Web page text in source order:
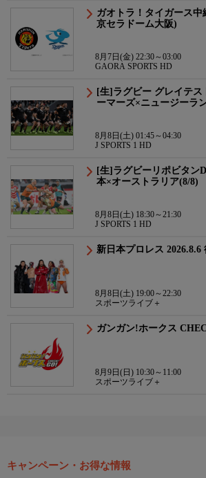
ガオトラ！タイガース中
京セラドーム大阪)
8月7日(金) 22:30～03:00
GAORA SPORTS HD
[生]ラグビー グレイテス
ーマーズ×ニュージーラ
8月8日(土) 01:45～04:30
J SPORTS 1 HD
[生]ラグビーリポビタン
本×オーストラリア(8/8)
8月8日(土) 18:30～21:30
J SPORTS 1 HD
新日本プロレス 2026.8.6
8月8日(土) 19:00～22:30
スポーツライブ＋
ガンガン!ホークス
8月9日(日) 10:30～11:00
スポーツライブ＋
キャンペーン・お得な情報